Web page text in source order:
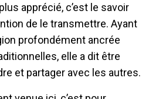
apprécié, c’est le savoir
de le transmettre. Ayant
profondément ancrée
elle a dit être
et partager avec les autres.